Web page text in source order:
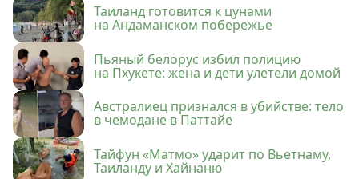
Таиланд готовится к цунами
на Андаманском побережье
Пьяный белорус избил полицию
на Пхукете: жена и дети улетели домой
Австралиец признался в убийстве: тело
в чемодане в Паттайе
Тайфун «Матмо» ударит по Вьетнаму,
Таиланду и Хайнаню